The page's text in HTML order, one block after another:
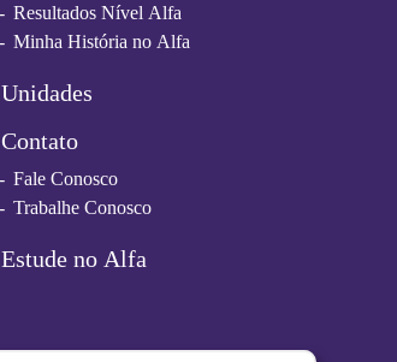
Resultados Nível Alfa
Minha História no Alfa
Unidades
Contato
Fale Conosco
Trabalhe Conosco
Estude no Alfa